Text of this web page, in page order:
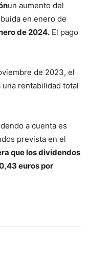
un aumento del
en enero de
de 2024. El pago
de 2023, el
rentabilidad total
a cuenta es
prevista en el
que los dividendos
euros por